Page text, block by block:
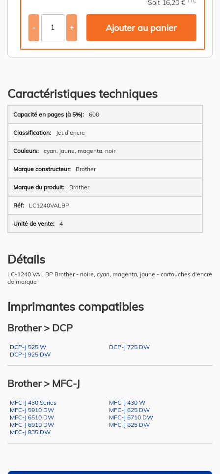
Soit 16,20 €
- + Ajouter au panier
Caractéristiques techniques
Plus
d’information
600
Jet d'encre
cyan, jaune, magenta, noir
Brother
Brother
LC1240VALBP
4
Détails
LC-1240 VAL BP Brother - noire, cyan, magenta, jaune - cartouches d'encre
de marque
Imprimantes compatibles
Brother > DCP
DCP-J 525 W
DCP-J 725 DW
DCP-J 925 DW
Brother > MFC-J
MFC-J 430 Series
MFC-J 430 W
MFC-J 5910 DW
MFC-J 625 DW
MFC-J 6510 DW
MFC-J 6710 DW
MFC-J 6910 DW
MFC-J 825 DW
MFC-J 835 DW